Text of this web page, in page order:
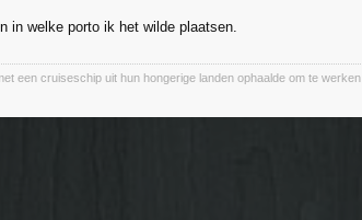
in welke porto ik het wilde plaatsen.
een cruiseschip uit hun hongerige landen ophaalde om te werken